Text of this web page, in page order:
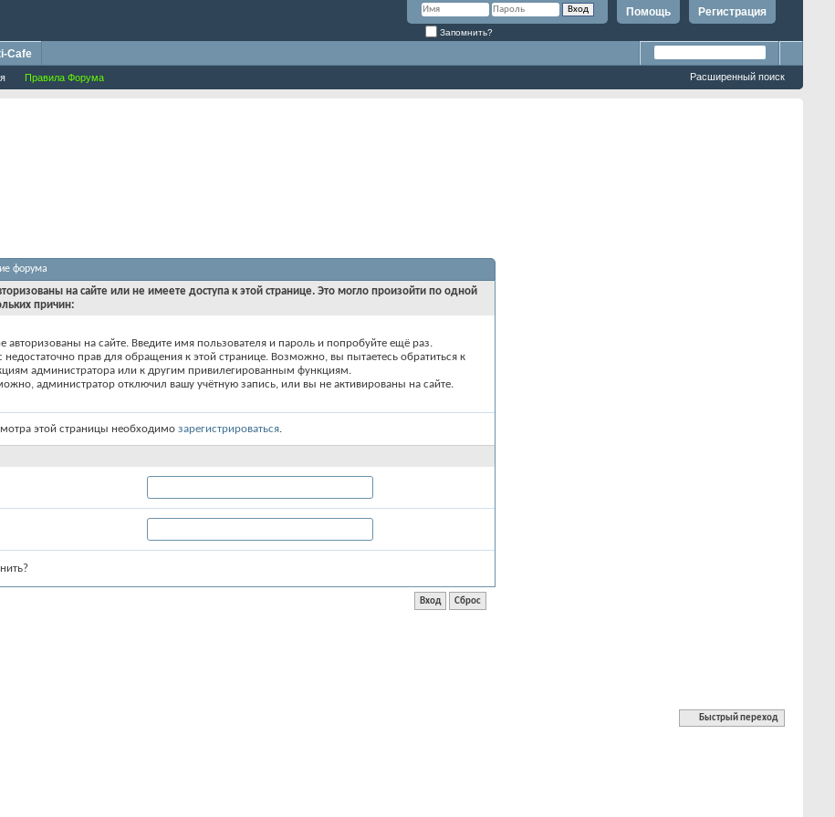
Регистрация
Помощь
Запомнить?
Правила Форума
Cafe
Расширенный поиск
форума
на сайте или не имеете доступа к этой странице. Это могло произойти по одной
причин:
авторизованы на сайте. Введите имя пользователя и пароль и попробуйте ещё раз.
недостаточно прав для обращения к этой странице. Возможно, вы пытаетесь обратиться к
администратора или к другим привилегированным функциям.
администратор отключил вашу учётную запись, или вы не активированы на сайте.
этой страницы необходимо зарегистрироваться.
Быстрый переход